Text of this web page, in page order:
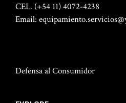
CEL. (+54 11) 4072-4238
Email:
Defensa al Consumidor